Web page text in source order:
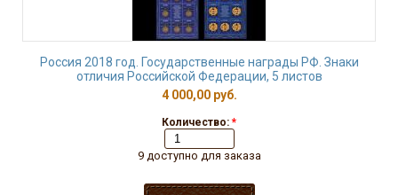
Россия 2018 год. Государственные награды РФ. Знаки
отличия Российской Федерации, 5 листов
4 000,00 руб.
Количество: *
9 доступно для заказа